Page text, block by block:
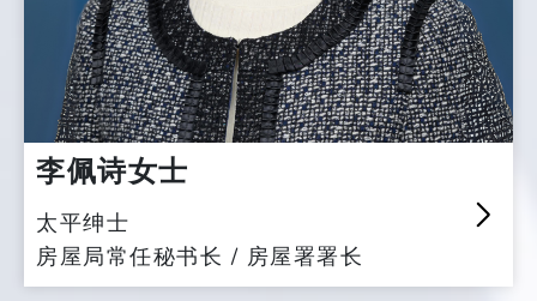
李佩诗女士
太平绅士
房屋局常任秘书长 / 房屋署署长